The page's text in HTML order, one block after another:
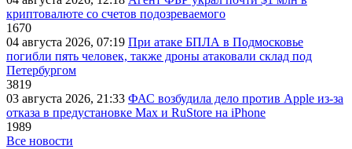
криптовалюте со счетов подозреваемого
1670
04 августа 2026, 07:19 При атаке БПЛА в Подмосковье
погибли пять человек, также дроны атаковали склад под
Петербургом
3819
03 августа 2026, 21:33 ФАС возбудила дело против Apple из-за
отказа в предустановке Max и RuStore на iPhone
1989
Все новости